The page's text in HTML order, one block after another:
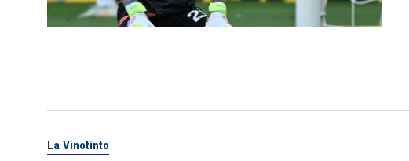
La Vinotinto